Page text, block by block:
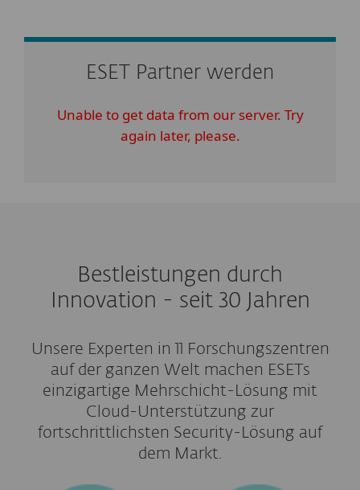
ESET Partner werden
Unable to get data from our server. Try
again later, please.
Bestleistungen durch
Innovation - seit 30 Jahren
Unsere Experten in 11 Forschungszentren
auf der ganzen Welt machen ESETs
einzigartige Mehrschicht-Lösung mit
Cloud-Unterstützung zur
fortschrittlichsten Security-Lösung auf
dem Markt.